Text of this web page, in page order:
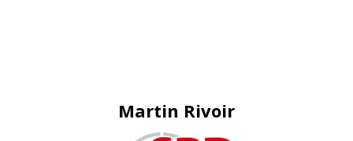
Martin Rivoir